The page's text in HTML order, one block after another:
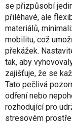
se přizpůsobí
přiléhavé, ale
materiálů,
mobilitu, což
překážek.
tak, aby
zajišťuje, že se
Tato pečlivá
odření nebo
rozhodující pro
stresovém